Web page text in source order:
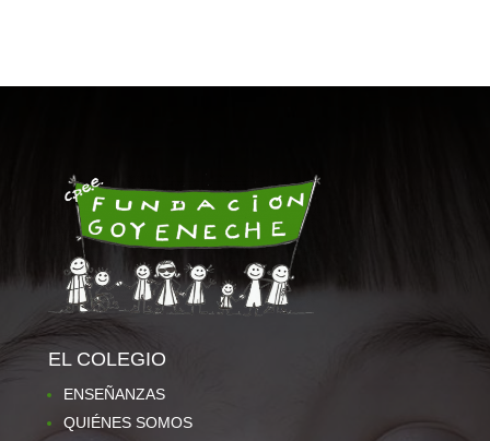
EL COLEGIO
ENSEÑANZAS
QUIÉNES SOMOS